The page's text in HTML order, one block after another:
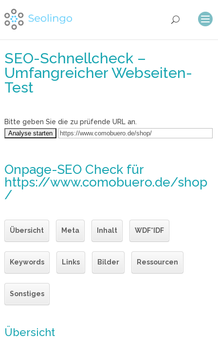
SEO-Schnellcheck –
Umfangreicher Webseiten-
Test
Bitte geben Sie die zu prüfende URL an.
Onpage-SEO Checkfür
https://www.comobuero.de/shop
/
Übersicht Meta Inhalt WDF*IDF
Keywords Links Bilder Ressourcen
Sonstiges
Übersicht